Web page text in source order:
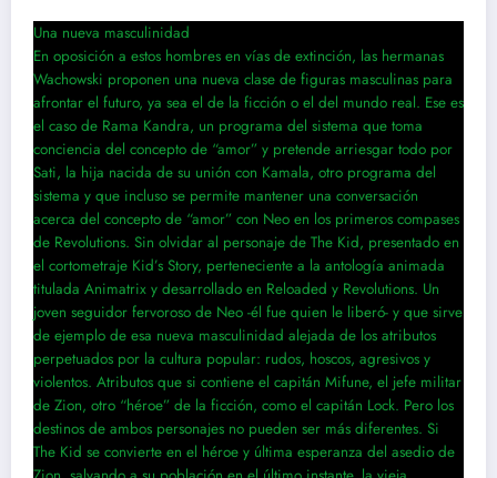
Una nueva masculinidad
En oposición a estos hombres en vías de extinción, las hermanas
Wachowski proponen una nueva clase de figuras masculinas para
afrontar el futuro, ya sea el de la ficción o el del mundo real. Ese es
el caso de Rama Kandra, un programa del sistema que toma
conciencia del concepto de “amor” y pretende arriesgar todo por
Sati, la hija nacida de su unión con Kamala, otro programa del
sistema y que incluso se permite mantener una conversación
acerca del concepto de “amor” con Neo en los primeros compases
de Revolutions. Sin olvidar al personaje de The Kid, presentado en
el cortometraje Kid’s Story, perteneciente a la antología animada
titulada Animatrix y desarrollado en Reloaded y Revolutions. Un
joven seguidor fervoroso de Neo -él fue quien le liberó- y que sirve
de ejemplo de esa nueva masculinidad alejada de los atributos
perpetuados por la cultura popular: rudos, hoscos, agresivos y
violentos. Atributos que si contiene el capitán Mifune, el jefe militar
de Zion, otro “héroe” de la ficción, como el capitán Lock. Pero los
destinos de ambos personajes no pueden ser más diferentes. Si
The Kid se convierte en el héroe y última esperanza del asedio de